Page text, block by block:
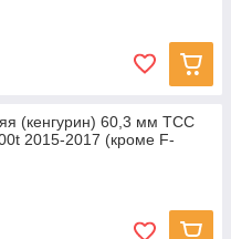
(кенгурин) 60,3 мм ТСС
2015-2017 (кроме F-